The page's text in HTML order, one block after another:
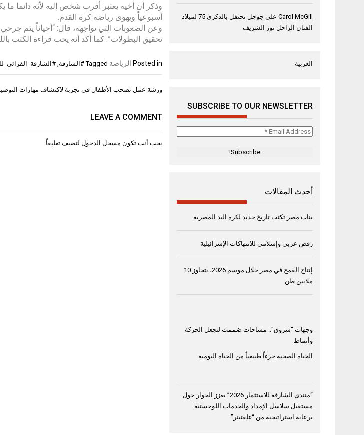
أسبوعياً ويهوى رياضة كرة القدم.
وعن الصعوبات التي تواجهه، قال: “أحياناً يتم
تحقيق البطولات”. كما أكد أنه يحب قراءة الكتب
Posted in الرياضة Tagged #الشارقة
تصفّح
ورشة عمل تصحب الأطفال في تجربة لاكتشاف مهارات
LEAVE A COMMENT
يجب أنت تكون مسجل الدخول لتضيف تعليقاً.
Carol McGill على
جوجل تحتفل بالذكرى 75 لميلاد
الفنان الراحل نور الشريف
العربية
SUBSCRIBE TO OUR NEWSLETTER
Email
أحدث المقالات
بنات مصر تكتب تاريخ جديد لكرة اليد المصرية
رفض عربي وإسلامي للانتهاكات الإسرائيلية
إنتاج القمح في مصر خلال موسم 2026، يتجاوز 10
ملايين طن
وجهات “شروق”.. مساحات صُممت لتجعل الحركة
وأنماط
الحياة الصحية جزءاً طبيعياً من الحياة اليومية
“منتدى الشارقة للاستثمار 2026” يعزز الحوار حول
مستقبل سلاسل الإمداد والخدمات اللوجستية
برعاية استراتيجية من “غلفتينر”